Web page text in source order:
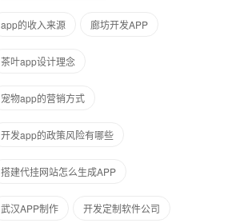
app的收入来源 廊坊开发APP
茶叶app设计理念
宠物app的营销方式
开发app的政策风险有哪些
搭建代挂网站怎么生成APP
武汉APP制作 开发定制软件公司